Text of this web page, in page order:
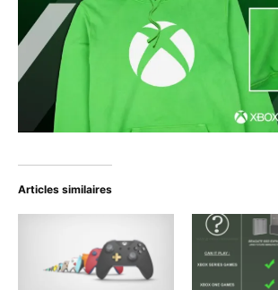
Articles similaires